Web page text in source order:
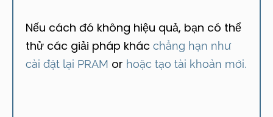
Nếu cách đó không hiệu quả, bạn có thể
thử các giải pháp khác chẳng hạn như
cài đặt lại PRAM or hoặc tạo tài khoản mới.